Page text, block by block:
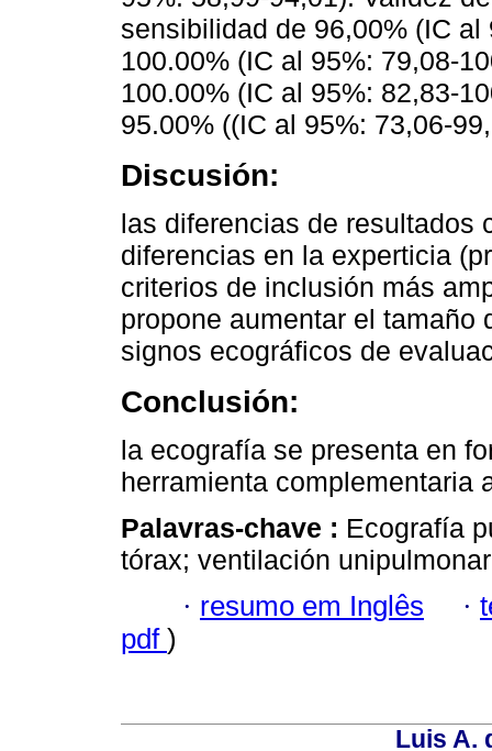
sensibilidad de 96,00% (IC
100.00% (IC al 95%: 79,08-
100.00% (IC al 95%: 82,83-
95.00% ((IC al 95%: 73,06-
Discusión:
las diferencias de resultados
diferencias en la experticia
criterios de inclusión más
propone aumentar el tamaño
signos ecográficos de
Conclusión:
la ecografía se presenta en
herramienta complementaria
Palavras-chave : Ecografía
tórax; ventilación
· resumo em Inglês ·
pdf )
Luis A.